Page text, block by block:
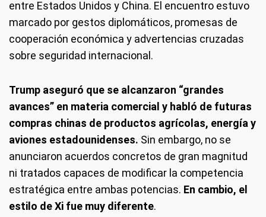
entre Estados Unidos y China. El encuentro estuvo
marcado por gestos diplomáticos, promesas de
cooperación económica y advertencias cruzadas
sobre seguridad internacional.
Trump aseguró que se alcanzaron “grandes
avances” en materia comercial y habló de futuras
compras chinas de productos agrícolas, energía y
aviones estadounidenses. Sin embargo, no se
anunciaron acuerdos concretos de gran magnitud
ni tratados capaces de modificar la competencia
estratégica entre ambas potencias. En cambio, el
estilo de Xi fue muy diferente.